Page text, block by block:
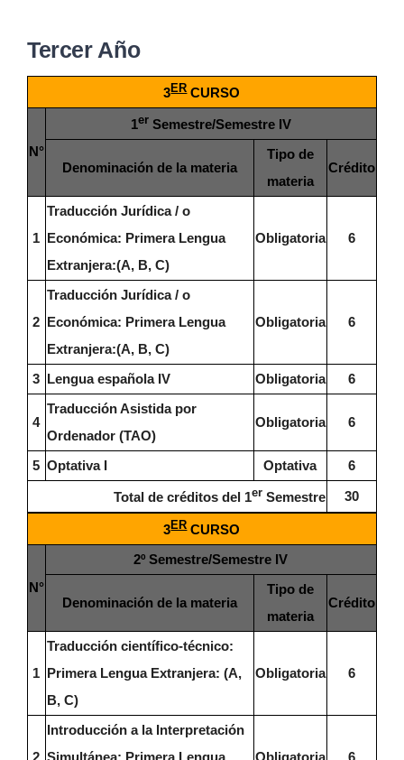
CONVENIOS AAUCA
DOCUMENTOS
ACCESOS DIRECTOS
Tercer Año
3ERCURSO
N°
1erSemestre/Semestre IV
Denominación de la materia
Tipo de
materia
Crédito
1
Traducción Jurídica / o
Económica: Primera Lengua
Extranjera:(A, B, C)
Obligatoria 6
2
Traducción Jurídica / o
Económica: Primera Lengua
Extranjera:(A, B, C)
Obligatoria 6
3 Lengua española IV Obligatoria 6
4
Traducción Asistida por
Ordenador (TAO)
Obligatoria 6
5 Optativa I Optativa 6
Total de créditos del 1erSemestre 30
3ERCURSO
N°
2º Semestre/Semestre IV
Denominación de la materia
Tipo de
materia
Crédito
1
Traducción científico-técnico:
Primera Lengua Extranjera: (A,
B, C)
Obligatoria 6
2
Introducción a la Interpretación
Simultánea: Primera Lengua
Obligatoria 6